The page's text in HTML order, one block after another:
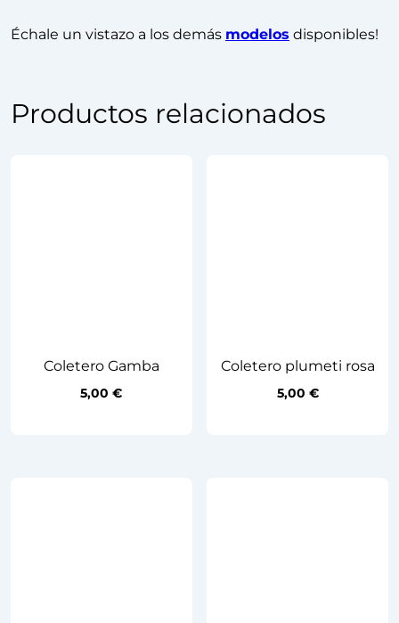
Échale un vistazo a los demás modelos disponibles!
Productos relacionados
Coletero Gamba
5,00€
Coletero plumeti rosa
5,00 €